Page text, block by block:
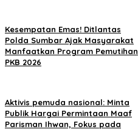
Kesempatan Emas! Ditlantas
Polda Sumbar Ajak Masyarakat
Manfaatkan Program Pemutihan
PKB 2026
Aktivis pemuda nasional: Minta
Publik Hargai Permintaan Maaf
Parisman Ihwan, Fokus pada